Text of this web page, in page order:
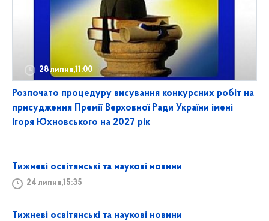
28 липня,11:00
Розпочато процедуру висування конкурсних робіт на
присудження Премії Верховної Ради України імені
Ігоря Юхновського на 2027 рік
Тижневі освітянські та наукові новини
24 липня,15:35
Тижневі освітянські та наукові новини